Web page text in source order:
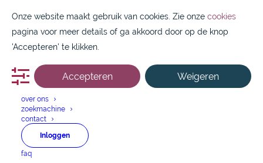
088 1800 550
over ons
zoekmachine
contact
Inloggen
faq
Sotalol hcl injvlst
10mg/ml ampul 4ml
Onze website maakt gebruik van cookies. Zie onze cookies
pagina voor meer details of ga akkoord door op de knop
'Accepteren' te klikken.
Accepteren Weigeren